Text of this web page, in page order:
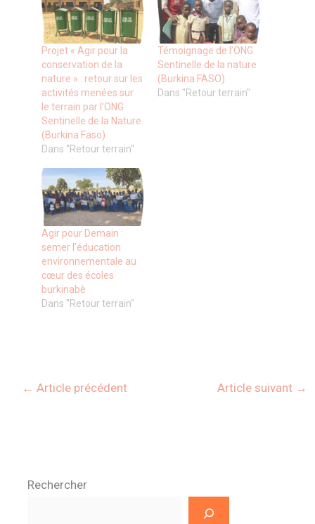
Projet « Agir pour la
conservation de la
nature » : retour sur les
activités menées sur
le terrain par l’ONG
Sentinelle de la Nature
(Burkina Faso)
Dans "Retour terrain"
Témoignage de l’ONG
Sentinelle de la nature
(Burkina FASO)
Dans "Retour terrain"
Agir pour Demain :
semer l’éducation
environnementale au
cœur des écoles
burkinabè
Dans "Retour terrain"
← Article précédent Article suivant →
Rechercher